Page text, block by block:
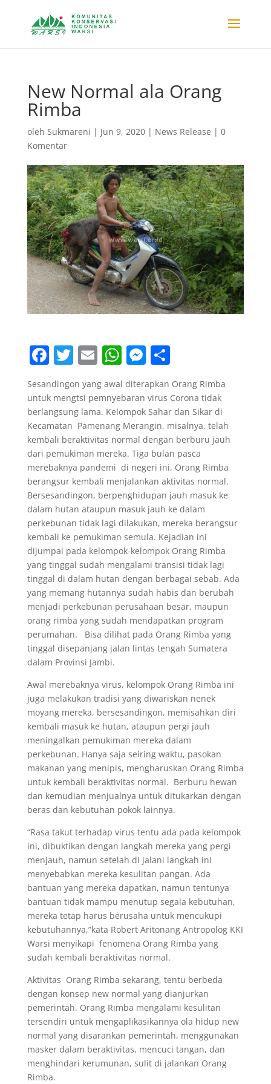
New Normal ala Orang
Rimba
oleh Sukmareni | Jun 9, 2020| News Release | 0
Komentar
F
a
c
e
b
o
o
k
T
itt
er
E
ai
l
W
h
at
s
A
p
p
M
e
ss
e
n
g
er
S
h
ar
e
Sesandingon yang awal diterapkan Orang Rimba
untuk mengtsi pemnyebaran virus Corona tidak
berlangsung lama. Kelompok Sahar dan Sikar di
Kecamatan Pamenang Merangin, misalnya, telah
kembali beraktivitas normal dengan berburu jauh
dari pemukiman mereka. Tiga bulan pasca
merebaknya pandemi di negeri ini, Orang Rimba
berangsur kembali menjalankan aktivitas normal.
Bersesandingon, berpenghidupan jauh masuk ke
dalam hutan ataupun masuk jauh ke dalam
perkebunan tidak lagi dilakukan, mereka berangsur
kembali ke pemukiman semula. Kejadian ini
dijumpai pada kelompok-kelompok Orang Rimba
yang tinggal sudah mengalami transisi tidak lagi
tinggal di dalam hutan dengan berbagai sebab. Ada
yang memang hutannya sudah habis dan berubah
menjadi perkebunan perusahaan besar, maupun
orang rimba yang sudah mendapatkan program
perumahan. Bisa dilihat pada Orang Rimba yang
tinggal disepanjang jalan lintas tengah Sumatera
dalam Provinsi Jambi.
Awal merebaknya virus, kelompok Orang Rimba ini
juga melakukan tradisi yang diwariskan nenek
moyang mereka, bersesandingon, memisahkan diri
kembali masuk ke hutan, ataupun pergi jauh
meningalkan pemukiman mereka dalam
perkebunan. Hanya saja seiring waktu, pasokan
makanan yang menipis, mengharuskan Orang Rimba
untuk kembali beraktivitas normal. Berburu hewan
dan kemudian menjualnya untuk ditukarkan dengan
beras dan kebutuhan pokok lainnya.
“Rasa takut terhadap virus tentu ada pada kelompok
ini, dibuktikan dengan langkah mereka yang pergi
menjauh, namun setelah di jalani langkah ini
menyebabkan mereka kesulitan pangan. Ada
bantuan yang mereka dapatkan, namun tentunya
bantuan tidak mampu menutup segala kebutuhan,
mereka tetap harus berusaha untuk mencukupi
kebutuhannya,”kata Robert Aritonang Antropolog KKI
Warsi menyikapi fenomena Orang Rimba yang
sudah kembali beraktivitas normal.
Aktivitas Orang Rimba sekarang, tentu berbeda
dengan konsep new normal yang dianjurkan
pemerintah. Orang Rimba mengalami kesulitan
tersendiri untuk mengaplikasikannya ola hidup new
normal yang disarankan pemerintah, menggunakan
masker dalam beraktivitas, mencuci tangan, dan
menghindari kerumunan, sulit di jalankan Orang
Rimba.